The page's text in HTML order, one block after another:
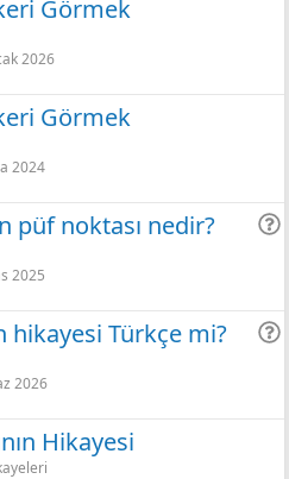
Görmek
2026
Görmek
2024
püf noktası nedir?
2025
hikayesi Türkçe mi?
2026
Hikayesi